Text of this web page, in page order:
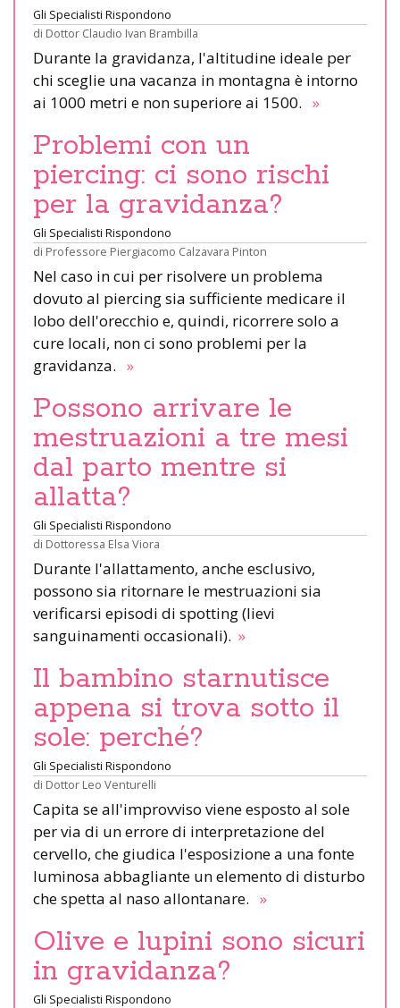
Gli Specialisti Rispondono
di Dottor Claudio Ivan Brambilla
Durante la gravidanza, l'altitudine ideale per
chi sceglie una vacanza in montagna è intorno
ai 1000 metri e non superiore ai 1500. »
Problemi con un
piercing: ci sono rischi
per la gravidanza?
Gli Specialisti Rispondono
di Professore Piergiacomo Calzavara Pinton
Nel caso in cui per risolvere un problema
dovuto al piercing sia sufficiente medicare il
lobo dell'orecchio e, quindi, ricorrere solo a
cure locali, non ci sono problemi per la
gravidanza. »
Possono arrivare le
mestruazioni a tre mesi
dal parto mentre si
allatta?
Gli Specialisti Rispondono
di Dottoressa Elsa Viora
Durante l'allattamento, anche esclusivo,
possono sia ritornare le mestruazioni sia
verificarsi episodi di spotting (lievi
sanguinamenti occasionali). »
Il bambino starnutisce
appena si trova sotto il
sole: perché?
Gli Specialisti Rispondono
di Dottor Leo Venturelli
Capita se all'improvviso viene esposto al sole
per via di un errore di interpretazione del
cervello, che giudica l'esposizione a una fonte
luminosa abbagliante un elemento di disturbo
che spetta al naso allontanare. »
Olive e lupini sono sicuri
in gravidanza?
Gli Specialisti Rispondono